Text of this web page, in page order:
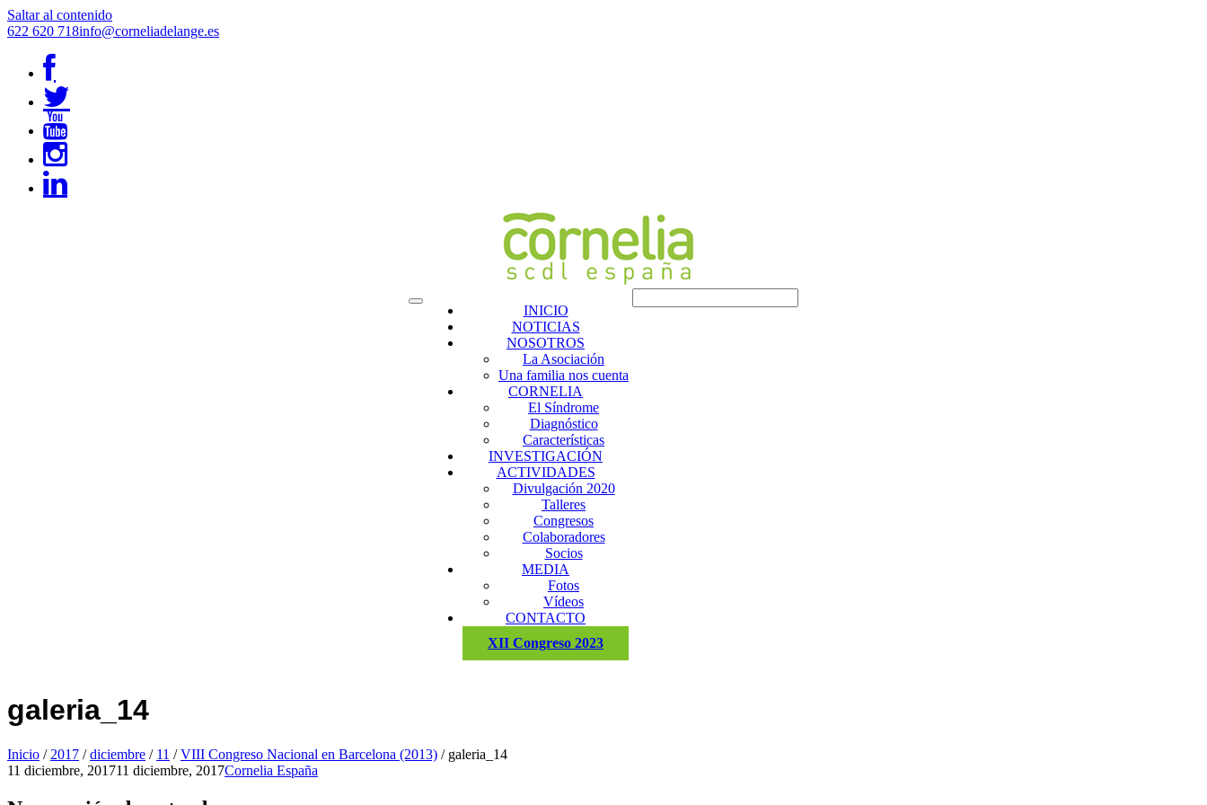
Saltar al contenido
622 620 718info@corneliadelange.es
INICIO
NOTICIAS
NOSOTROS
La Asociación
Una familia nos cuenta
CORNELIA
El Síndrome
Diagnóstico
Características
INVESTIGACIÓN
ACTIVIDADES
Divulgación 2020
Talleres
Congresos
Colaboradores
Socios
MEDIA
Fotos
Vídeos
CONTACTO
XII Congreso 2023
galeria_14
Inicio / 2017 / diciembre / 11 / VIII Congreso Nacional en Barcelona (2013) / galeria_14
11 diciembre, 201711 diciembre, 2017Cornelia España